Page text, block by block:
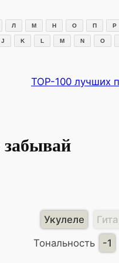
Л М Н О П Р
J K L M N O
TOP-100 лучших
Укулеле
Тональность
-1